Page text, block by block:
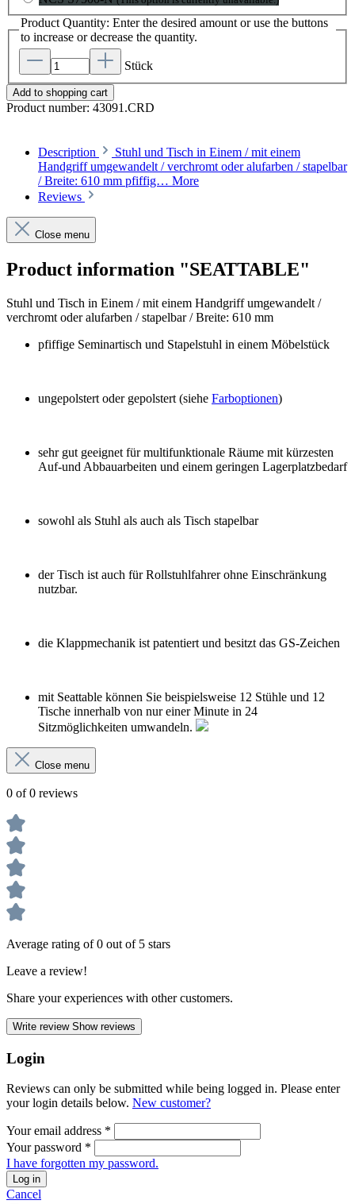
Product Quantity: Enter the desired amount or use the buttons
to increase or decrease the quantity.
Stück
Add to shopping cart
Product number: 43091.CRD
Description
Stuhl und Tisch in Einem / mit einem
Handgriff umgewandelt / verchromt oder alufarben / stapelbar
/ Breite: 610 mm pfiffig… More
Reviews
Close menu
Product information "SEATTABLE"
Stuhl und Tisch in Einem / mit einem Handgriff umgewandelt /
verchromt oder alufarben / stapelbar / Breite: 610 mm
pfiffige Seminartisch und Stapelstuhl in einem Möbelstück
ungepolstert oder gepolstert (siehe Farboptionen)
sehr gut geeignet für multifunktionale Räume mit kürzesten
Auf-und Abbauarbeiten und einem geringen Lagerplatzbedarf
sowohl als Stuhl als auch als Tisch stapelbar
der Tisch ist auch für Rollstuhlfahrer ohne Einschränkung
nutzbar.
die Klappmechanik ist patentiert und besitzt das GS-Zeichen
mit Seattable können Sie beispielsweise 12 Stühle und 12
Tische innerhalb von nur einer Minute in 24
Sitzmöglichkeiten umwandeln.
Close menu
0 of 0 reviews
Average rating of 0 out of 5 stars
Leave a review!
Share your experiences with other customers.
Write review Show reviews
Login
Reviews can only be submitted while being logged in. Please enter
your login details below. New customer?
Your email address *
Your password *
I have forgotten my password.
Log in
Cancel